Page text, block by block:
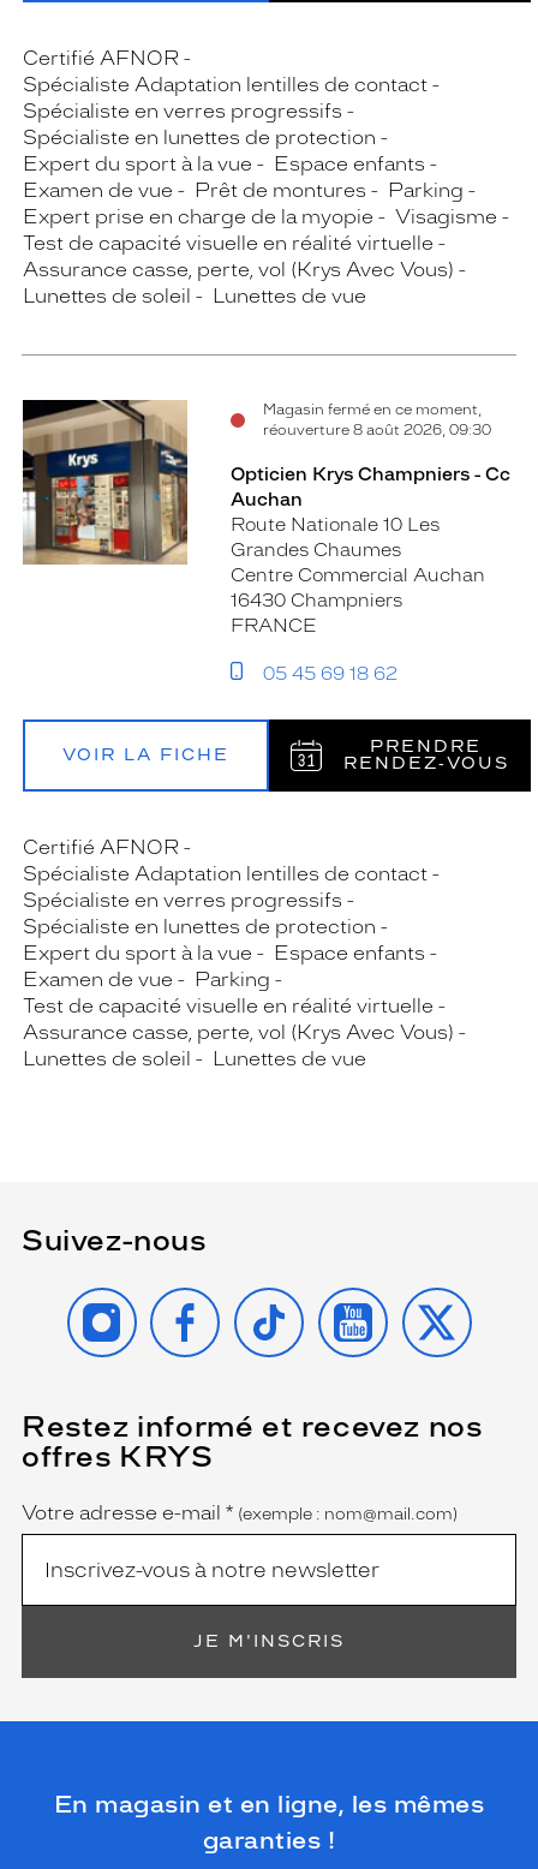
Certifié AFNOR
Spécialiste Adaptation lentilles de contact
Spécialiste en verres progressifs
Spécialiste en lunettes de protection
Expert du sport à la vue
Espace enfants
Examen de vue
Prêt de montures
Parking
Expert prise en charge de la myopie
Visagisme
Test de capacité visuelle en réalité virtuelle
Assurance casse, perte, vol (Krys Avec Vous)
Lunettes de soleil
Lunettes de vue
Magasin fermé en ce moment,
réouverture 8 août 2026, 09:30
Opticien Krys Champniers - Cc
Auchan
Route Nationale 10 Les
Grandes Chaumes
Centre Commercial Auchan
16430 Champniers
FRANCE
05 45 69 18 62
VOIR LA FICHE
PRENDRE
RENDEZ‑VOUS
Certifié AFNOR
Spécialiste Adaptation lentilles de contact
Spécialiste en verres progressifs
Spécialiste en lunettes de protection
Expert du sport à la vue
Espace enfants
Examen de vue
Parking
Test de capacité visuelle en réalité virtuelle
Assurance casse, perte, vol (Krys Avec Vous)
Lunettes de soleil
Lunettes de vue
Suivez-nous
INSTAGRAMFACEBOOK
TIKTOK YOUTUBE
X
Restez informé et recevez nos
offres KRYS
Name
Votre adresse e-mail *
(Ce
champ
est
obligatoire)
(exemple : nom@mail.com)
JE M'INSCRIS
En magasin et en ligne, les mêmes
garanties !